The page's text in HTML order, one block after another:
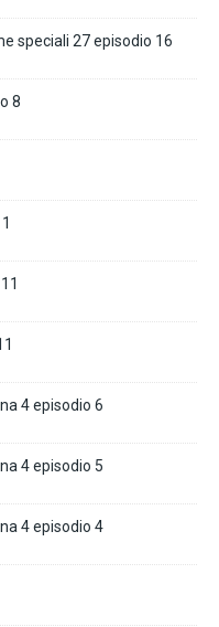
speciali 27 episodio 16
8
4 episodio 6
4 episodio 5
4 episodio 4